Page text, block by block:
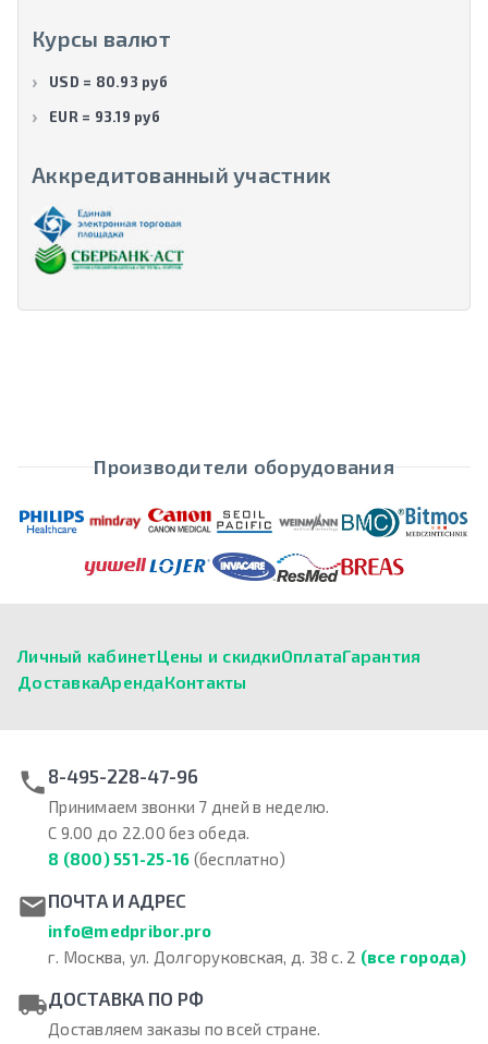
Курсы валют
USD = 80.93 руб
EUR = 93.19 руб
Аккредитованный участник
Производители оборудования
Личный кабинетЦены и скидкиОплатаГарантия
ДоставкаАрендаКонтакты
8-495-228-47-96
Принимаем звонки 7 дней в неделю.
С 9.00 до 22.00 без обеда.
8 (800) 551-25-16 (бесплатно)
ПОЧТА И АДРЕС
info@medpribor.pro
г. Москва, ул. Долгоруковская, д. 38 с. 2 (все города)
ДОСТАВКА ПО РФ
Доставляем заказы по всей стране.